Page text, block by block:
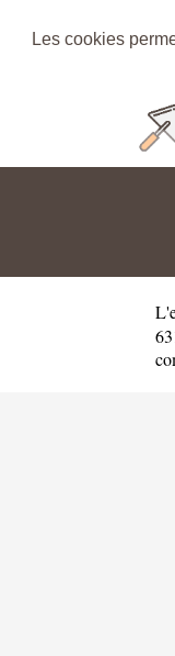
Les cookies